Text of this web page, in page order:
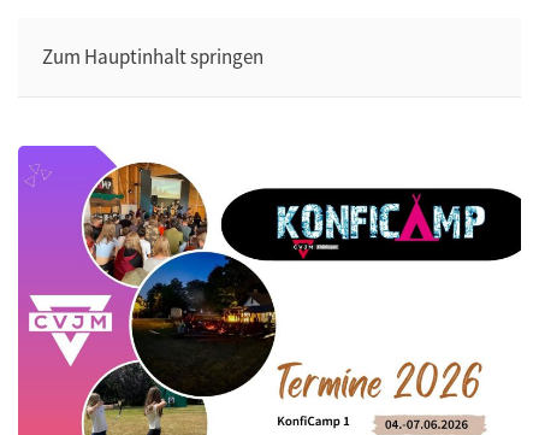
Zum Hauptinhalt springen